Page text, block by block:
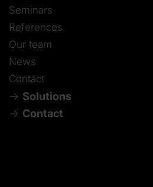
Seminars
References
Our team
News
Contact
Solutions
Contact